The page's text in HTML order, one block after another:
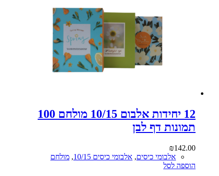
12 יחידות אלבום 10/15 מולחם 100
תמונות דף לבן
₪142.00
אלבומי כיסים, אלבומי כיסים 10/15 , מולחם
הוספה לסל